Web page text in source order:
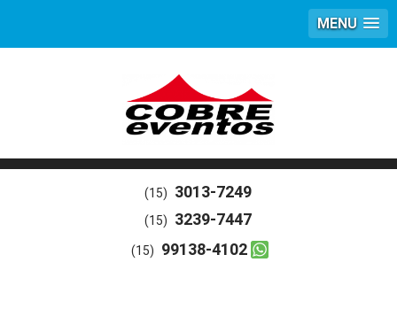
MENU
(15) 3013-7249
(15) 3239-7447
(15) 99138-4102